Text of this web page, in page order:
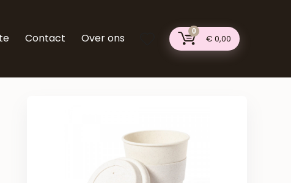
Contact Over ons 0
€ 0,00